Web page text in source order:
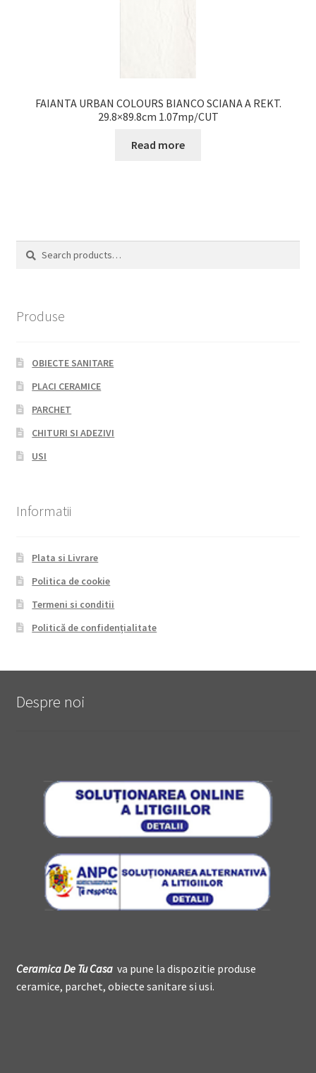
FAIANTA URBAN COLOURS BIANCO SCIANA A REKT.
29.8×89.8cm 1.07mp/CUT
Read more
Search
Search
Produse
OBIECTE SANITARE
PLACI CERAMICE
PARCHET
CHITURI SI ADEZIVI
USI
Informatii
Plata si Livrare
Politica de cookie
Termeni si conditii
Politică de confidențialitate
Despre noi
Ceramica DeTu Casava pune la dispozitie produse
ceramice, parchet, obiecte sanitare si usi.